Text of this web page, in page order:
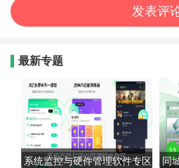
最新专题
系统监控与硬件管理软件专区 同